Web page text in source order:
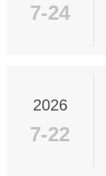
7-24
2026
7-22